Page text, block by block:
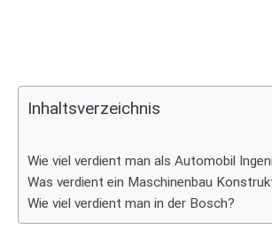
Inhaltsverzeichnis
Wie viel verdient man als Automobil
Was verdient ein Maschinenbau
Wie viel verdient man in der Bosch?